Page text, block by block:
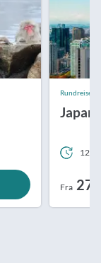
Rundreiser
12
Fra 27